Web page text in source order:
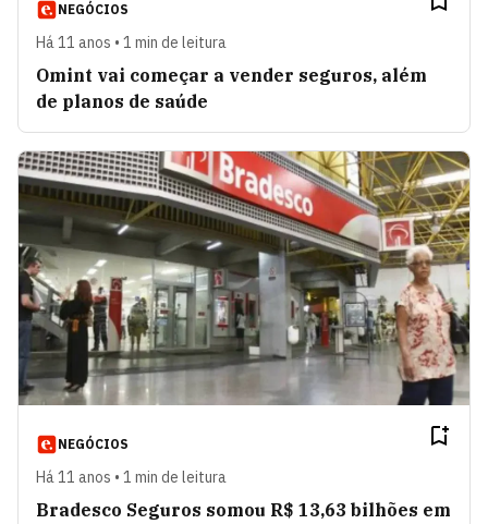
NEGÓCIOS
Há 11 anos • 1 min de leitura
Omint vai começar a vender seguros, além
de planos de saúde
NEGÓCIOS
Há 11 anos • 1 min de leitura
Bradesco Seguros somou R$ 13,63 bilhões em